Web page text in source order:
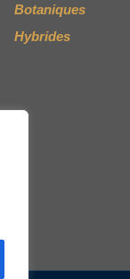
Botaniques
Hybrides